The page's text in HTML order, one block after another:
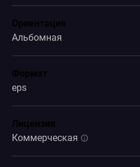
Ориентация
Альбомная
Формат
eps
Лицензия
Коммерческая